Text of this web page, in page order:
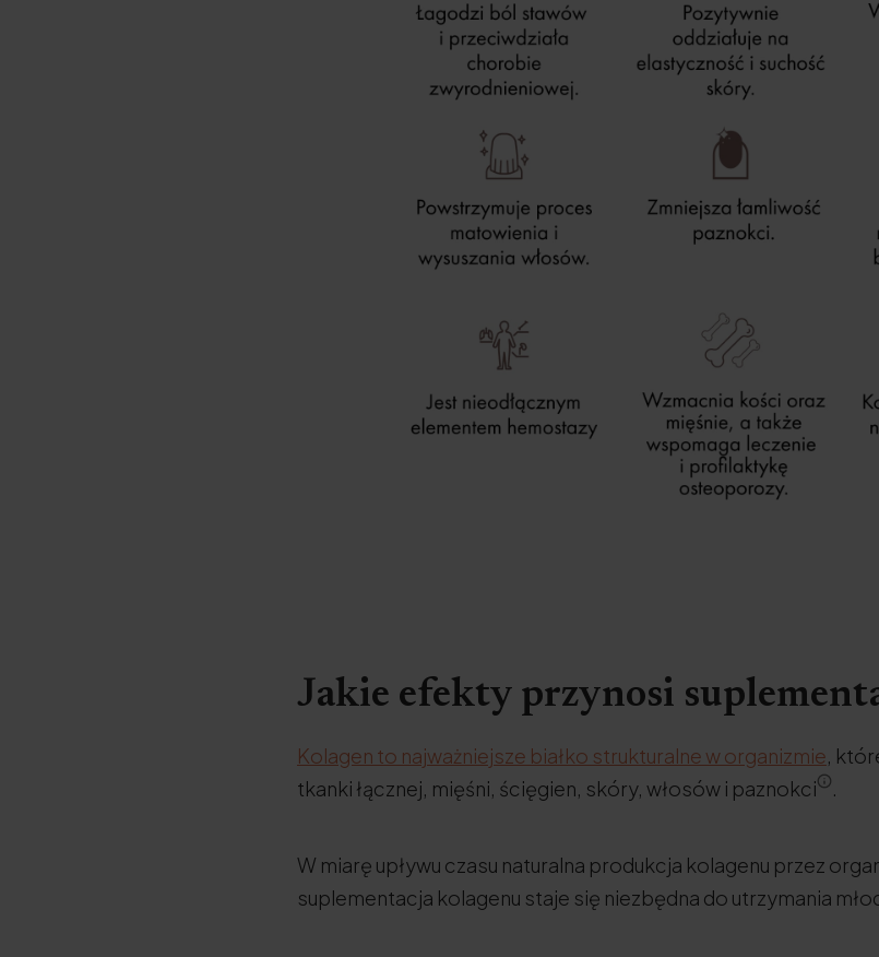
Jakie efekty przynosi
Kolagen to najważniejsze białko strukturalne w organizmie,
tkanki łącznej, mięśni, ścięgien, skóry, włosów i paznokci
.
W miarę upływu czasu naturalna produkcja kolagenu przez
suplementacja kolagenu staje się niezbędna do utrzymania